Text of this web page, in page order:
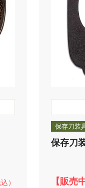
）
保存刀装
保存刀
【販売